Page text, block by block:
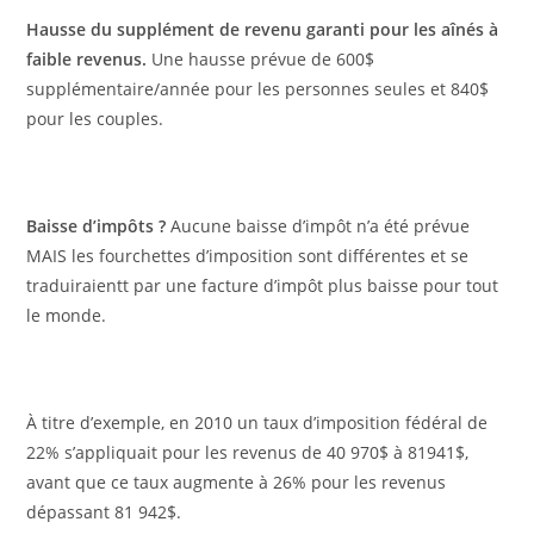
Hausse du supplément de revenu garanti pour les aînés à
faible revenus. Une hausse prévue de 600$
supplémentaire/année pour les personnes seules et 840$
pour les couples.
Baisse d’impôts ?Aucune baisse d’impôt n’a été prévue
MAIS les fourchettes d’imposition sont différentes et se
traduiraientt par une facture d’impôt plus baisse pour tout
le monde.
À titre d’exemple, en 2010 un taux d’imposition fédéral de
22% s’appliquait pour les revenus de 40 970$ à 81941$,
avant que ce taux augmente à 26% pour les revenus
dépassant 81 942$.